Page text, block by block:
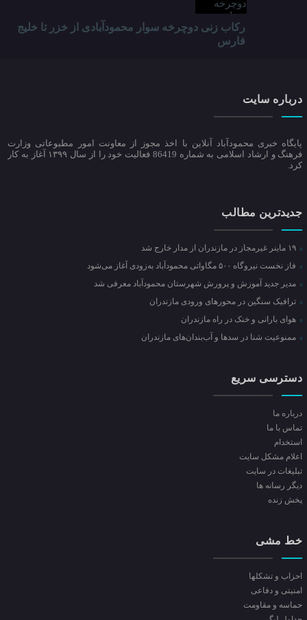
رکاب زنی دوچرخه سوار محمودآبادی از خزر تا خلیج
فارس
درباره سایت
پایگاه خبری محمودآباد آنلاین با اخذ مجوز از معاونت امور مطبوعاتی وزارت
فرهنگ و ارشاد اسلامی به شماره 86419 فعالیت خود را از سال ۱۳۹۹ آغاز به کار
کرد.
جدیدترین مطالب
فاز نخست نیروگاه ۵۰۰ مگاواتی محمودآباد به‌زودی آغاز می‌شود
مدیر جدید آموزش و پرورش شهرستان محمودآباد معرفی شد
ترافیک سنگین در محور‌های ورودی مازندران
هوای بارانی و خنک در راه مازندران
ممنوعیت شنا در سدها و آب‌بندان‌‌های مازندران
دسترسی سریع
درباره ما
تماس با ما
استخدام
اعلام مشکل سایت
تبلیغات در سایت
ديگر رسانه ها
پخش زنده
خط مشی
احزاب و تشکلها
امنیتی و دفاعی
حماسه و مقاومت